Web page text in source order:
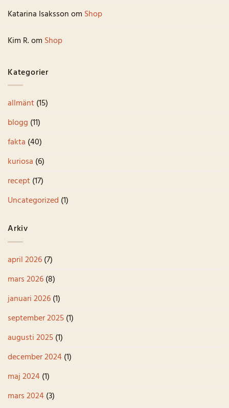
Katarina Isakssonom Shop
Kim R.om Shop
Kategorier
allmänt(15)
blogg (11)
fakta (40)
kuriosa (6)
recept(17)
Uncategorized (1)
Arkiv
april 2026(7)
mars 2026(8)
januari 2026(1)
september 2025(1)
augusti 2025(1)
december 2024(1)
maj 2024(1)
mars 2024(3)